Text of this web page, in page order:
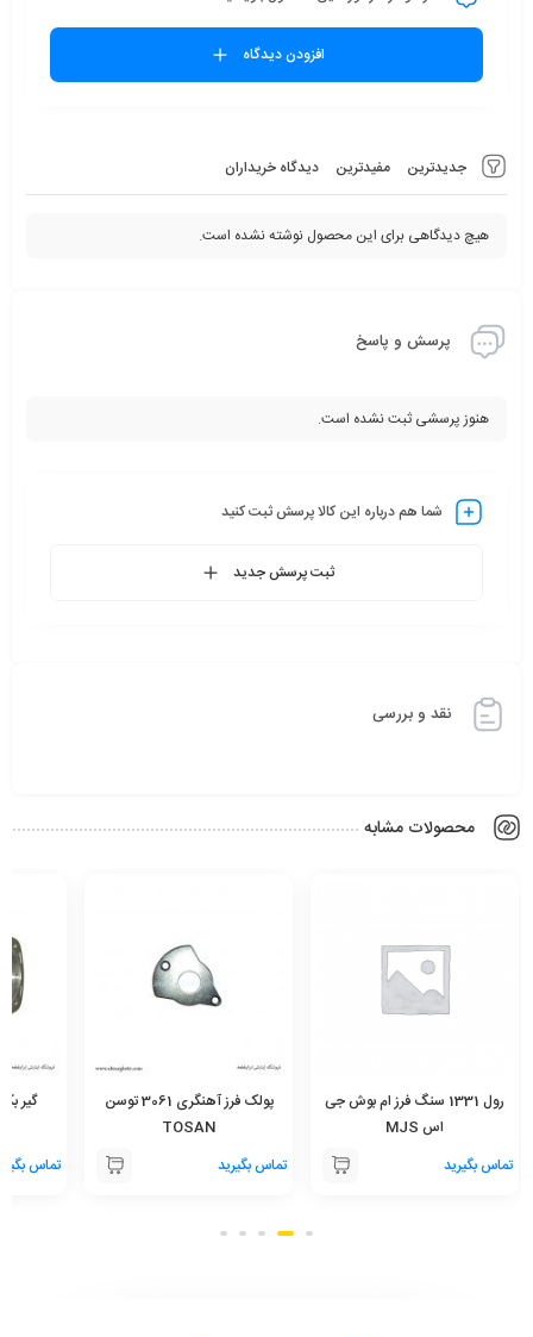
جدیدترین مفیدترین دیدگاه خریداران
هیچ دیدگاهی برای این محصول نوشته نشده است.
افزودن دیدگاه
پرسش و پاسخ
هنوز پرسشی ثبت نشده است.
شما هم درباره این کالا پرسش ثبت کنید
ثبت پرسش جدید
نقد و بررسی
محصولات مشابه
رول 1331 سنگ فرز ام بوش جی
اس MJS
تماس بگیرید
پولک فرز آهنگری 3061 توسن
TOSAN
تماس بگیرید
تماس